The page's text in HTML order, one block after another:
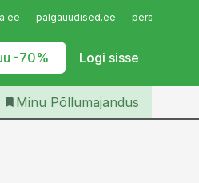
palgauudised.ee
-70% Logi sisse
Iseteenindus
Põllumajandus
Minu Põllumajandus